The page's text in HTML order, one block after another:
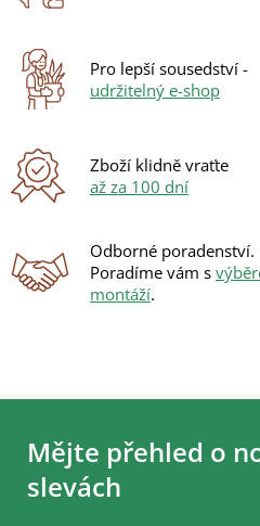
v
Pro lepší sousedství -
udržitelný e-shop
Zboží klidně vraťte
až za 100 dní
Odborné poradenství.
Poradíme vám s
montáží.
Z
Mějte přehled o
slevách